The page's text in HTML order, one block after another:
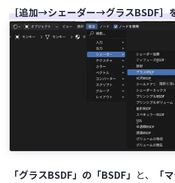
［追加→シェーダー→グラスBSDF］
「グラスBSDF」の「BSDF」 と、
「